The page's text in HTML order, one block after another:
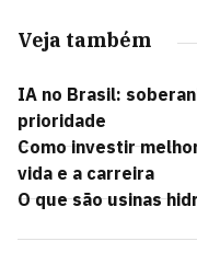
Veja também
IA no Brasil:
prioridade
Como investir
vida e a carreira
O que são usinas